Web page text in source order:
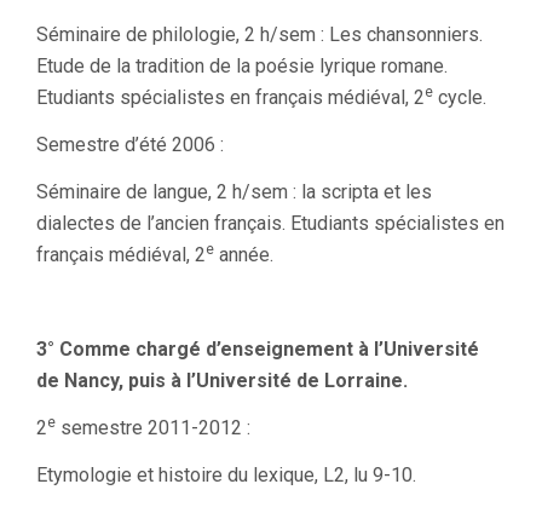
Séminaire de philologie, 2 h/sem : Les chansonniers.
Etude de la tradition de la poésie lyrique romane.
Etudiants spécialistes en français médiéval, 2e cycle.
Semestre d’été 2006 :
Séminaire de langue, 2 h/sem : la scripta et les
dialectes de l’ancien français. Etudiants spécialistes en
français médiéval, 2e année.
3° Comme chargé d’enseignement à l’Université
de Nancy, puis à l’Université de Lorraine.
2e semestre 2011-2012 :
Etymologie et histoire du lexique, L2, lu 9-10.